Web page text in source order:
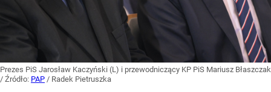
Prezes PiS Jarosław Kaczyński (L) i przewodniczący KP PiS Mariusz Błaszczak
/ Źródło: PAP / Radek Pietruszka